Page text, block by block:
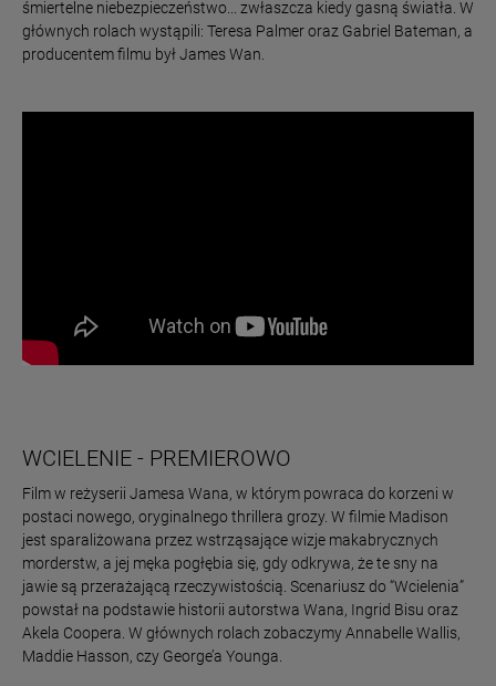
śmiertelne niebezpieczeństwo... zwłaszcza kiedy gasną światła. W
głównych rolach wystąpili: Teresa Palmer oraz Gabriel Bateman, a
producentem filmu był James Wan.
WCIELENIE - PREMIEROWO
Film w reżyserii Jamesa Wana, w którym powraca do korzeni w
postaci nowego, oryginalnego thrillera grozy. W filmie Madison
jest sparaliżowana przez wstrząsające wizje makabrycznych
morderstw, a jej męka pogłębia się, gdy odkrywa, że te sny na
jawie są przerażającą rzeczywistością. Scenariusz do “Wcielenia”
powstał na podstawie historii autorstwa Wana, Ingrid Bisu oraz
Akela Coopera. W głównych rolach zobaczymy Annabelle Wallis,
Maddie Hasson, czy George’a Younga.